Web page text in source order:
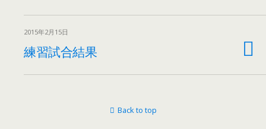
2015年2月15日
練習試合結果
Back to top